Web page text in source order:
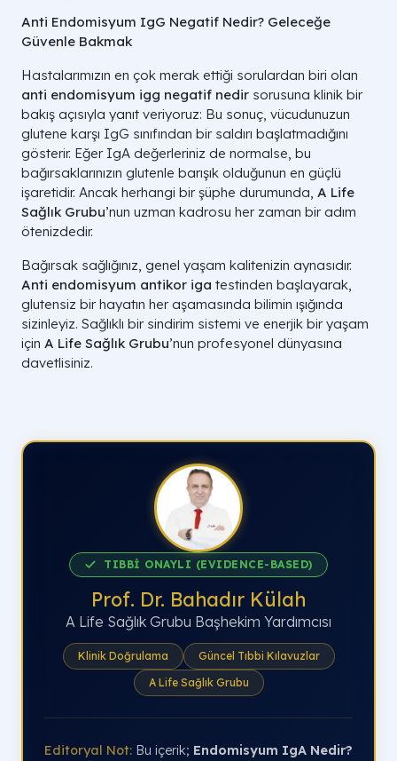
Anti Endomisyum IgG Negatif Nedir? Geleceğe
Güvenle Bakmak
Hastalarımızın en çok merak ettiği sorulardan biri olan
anti endomisyum igg negatif nedir sorusuna klinik bir
bakış açısıyla yanıt veriyoruz: Bu sonuç, vücudunuzun
glutene karşı IgG sınıfından bir saldırı başlatmadığını
gösterir. Eğer IgA değerleriniz de normalse, bu
bağırsaklarınızın glutenle barışık olduğunun en güçlü
işaretidir. Ancak herhangi bir şüphe durumunda, A Life
Sağlık Grubu’nun uzman kadrosu her zaman bir adım
ötenizdedir.
Bağırsak sağlığınız, genel yaşam kalitenizin aynasıdır.
Anti endomisyum antikor iga testinden başlayarak,
glutensiz bir hayatın her aşamasında bilimin ışığında
sizinleyiz. Sağlıklı bir sindirim sistemi ve enerjik bir yaşam
için A Life Sağlık Grubu’nun profesyonel dünyasına
davetlisiniz.
TIBBİ ONAYLI (EVIDENCE-BASED)
Prof. Dr. Bahadır Külah
A Life Sağlık Grubu Başhekim Yardımcısı
Klinik Doğrulama
Güncel Tıbbi Kılavuzlar
A Life Sağlık Grubu
Editoryal Not: Bu içerik; Endomisyum IgA Nedir?